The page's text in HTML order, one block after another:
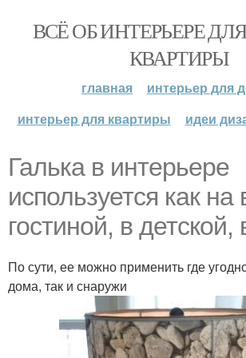
ВСЁ ОБ ИНТЕРЬЕРЕ
КВАРТИРЫ
главная
интерьер для
интерьер для квартиры
идеи
Галька в интерьере
используется как на
гостиной, в детской,
По сути, ее можно применить где
дома, так и снаружи